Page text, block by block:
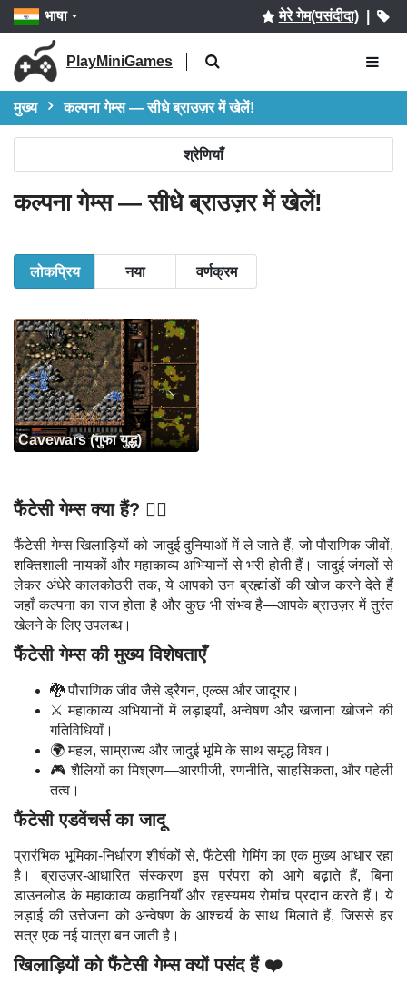
भाषा मेरे गेम(पसंदीदा)|
PlayMiniGames
मुख्य कल्पना गेम्स — सीधे ब्राउज़र में खेलें!
श्रेणियाँ
कल्पना गेम्स — सीधे ब्राउज़र में खेलें!
लोकप्रिय नया वर्णक्रम
Cavewars (गुफा युद्ध)
फैंटेसी गेम्स क्या हैं? 🧙‍♂️
फैंटेसी गेम्स खिलाड़ियों को जादुई दुनियाओं में ले जाते हैं, जो पौराणिक जीवों,
शक्तिशाली नायकों और महाकाव्य अभियानों से भरी होती हैं। जादुई जंगलों से
लेकर अंधेरे कालकोठरी तक, ये आपको उन ब्रह्मांडों की खोज करने देते हैं
जहाँ कल्पना का राज होता है और कुछ भी संभव है—आपके ब्राउज़र में तुरंत
खेलने के लिए उपलब्ध।
फैंटेसी गेम्स की मुख्य विशेषताएँ
🐉 पौराणिक जीव जैसे ड्रैगन, एल्व्स और जादूगर।
⚔️ महाकाव्य अभियानों में लड़ाइयाँ, अन्वेषण और खजाना खोजने की
गतिविधियाँ।
🌍 महल, साम्राज्य और जादुई भूमि के साथ समृद्ध विश्व।
🎮 शैलियों का मिश्रण—आरपीजी, रणनीति, साहसिकता, और पहेली
तत्व।
फैंटेसी एडवेंचर्स का जादू
प्रारंभिक भूमिका-निर्धारण शीर्षकों से, फैंटेसी गेमिंग का एक मुख्य आधार रहा
है। ब्राउज़र-आधारित संस्करण इस परंपरा को आगे बढ़ाते हैं, बिना
डाउनलोड के महाकाव्य कहानियाँ और रहस्यमय रोमांच प्रदान करते हैं। ये
लड़ाई की उत्तेजना को अन्वेषण के आश्चर्य के साथ मिलाते हैं, जिससे हर
सत्र एक नई यात्रा बन जाती है।
खिलाड़ियों को फैंटेसी गेम्स क्यों पसंद हैं ❤️